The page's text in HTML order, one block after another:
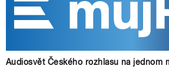
Audiosvět Českého rozhlasu na jednom